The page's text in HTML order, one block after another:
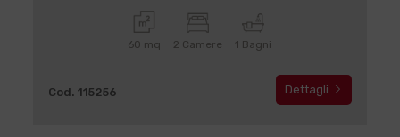
60 mq 2 Camere 1 Bagni
Cod. 115256 Dettagli